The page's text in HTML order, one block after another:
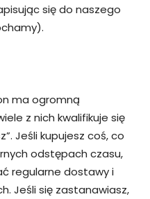
się do naszego
ma ogromną
z nich kwalifikuje się
Jeśli kupujesz coś, co
odstępach czasu,
regularne dostawy i
Jeśli się zastanawiasz,